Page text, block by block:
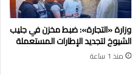
وزارة «التجارة»: ضبط مخزن في جليب
الشيوخ لتجديد الإطارات المستعملة
منذ 1 ساعة